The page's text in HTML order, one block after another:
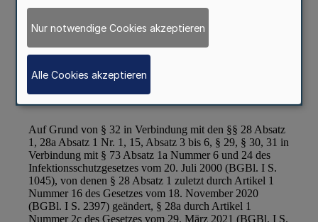
Nur notwendige Cookies akzeptieren
Alle Cookies akzeptieren